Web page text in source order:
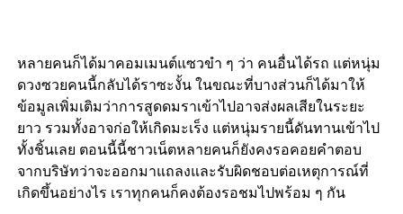
หลายคนก็ได้มาคอมเมนต์แซวขำ ๆ ว่า คนอื่นได้รถ แต่หนุ่ม
ดวงซวยคนนี้กลับได้ราซะงั้น ในขณะที่บางส่วนก็ได้มาให้
ข้อมูลเพิ่มเติมว่าการสูดดมราเข้าไปอาจส่งผลเสียในระยะ
ยาว รวมทั้งอาจก่อให้เกิดมะเร็ง แต่หนุ่มรายนี้ดันทานเข้าไป
ทั้งชิ้นเลย ตอนนี้นี้ชาวเน็ตหลายคนก็ยังคงรอคอยคำตอบ
จากบริษัทว่าจะออกมาแถลงและรับผิดชอบต่อเหตุการณ์ที่
เกิดขึ้นอย่างไร เราทุกคนก็คงต้องรอชมไปพร้อม ๆ กัน